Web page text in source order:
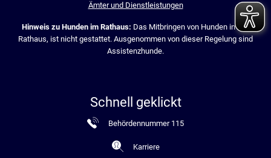
Ämter und Dienstleistungen
Hinweis zu Hunden im Rathaus: Das Mitbringen von Hunden in das
Rathaus, ist nicht gestattet. Ausgenommen von dieser Regelung sind
Assistenzhunde.
Schnell geklickt
Behördennummer 115
Karriere